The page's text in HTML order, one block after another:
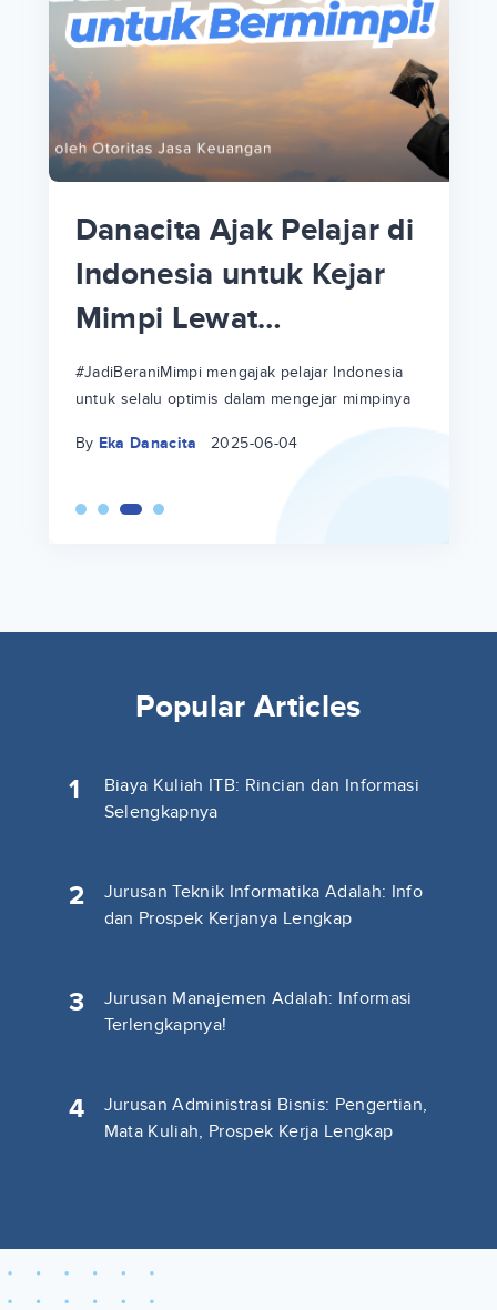
Danacita Ajak Pelajar di
Indonesia untuk Kejar
Mimpi Lewat
#JadiBeraniMimpi
#JadiBeraniMimpi mengajak pelajar Indonesia
untuk selalu optimis dalam mengejar mimpinya
By Eka Danacita 2025-06-04
Popular Articles
1
Biaya Kuliah ITB: Rincian dan Informasi
Selengkapnya
2
Jurusan Teknik Informatika Adalah: Info
dan Prospek Kerjanya Lengkap
3
Jurusan Manajemen Adalah: Informasi
Terlengkapnya!
4
Jurusan Administrasi Bisnis: Pengertian,
Mata Kuliah, Prospek Kerja Lengkap